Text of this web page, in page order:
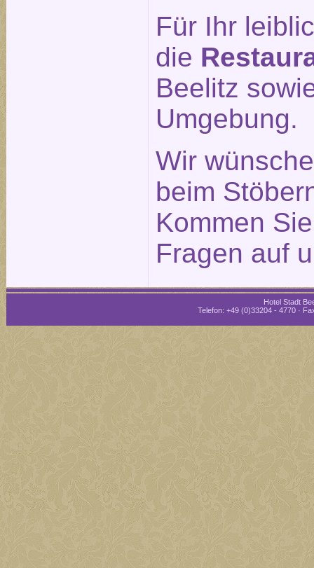
Für Ihr
die
Beelitz
Umgebung.
Wir
beim
Kommen
Fragen auf
Hotel Stadt
Telefon: +49 (0)33204 - 4770 ·